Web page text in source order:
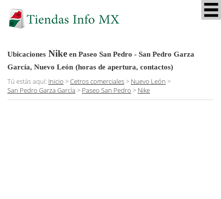
Ubicaciones Nike en Paseo San Pedro - San Pedro Garza
García, Nuevo León (horas de apertura, contactos)
Tú estás aquí: Inicio >Cetros comerciales> Nuevo León >
San Pedro Garza García > Paseo San Pedro > Nike